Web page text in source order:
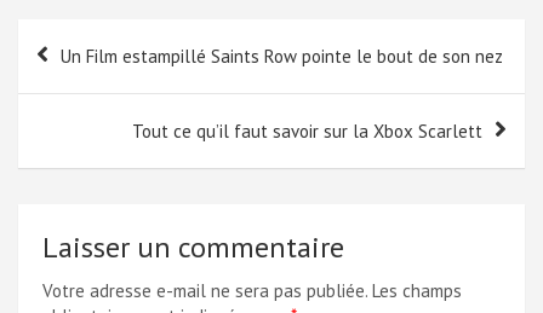
Navigation
Un Film estampillé Saints Row pointe le bout de son nez
Tout ce qu’il faut savoir sur la Xbox Scarlett
Laisser un commentaire
Votre adresse e-mail ne sera pas publiée. Les champs